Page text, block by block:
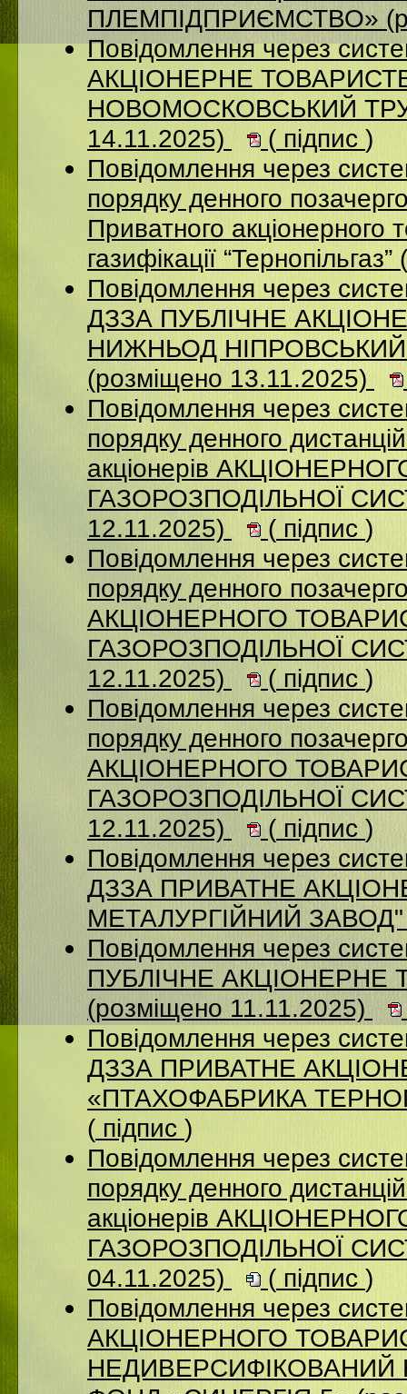
ПЛЕМПІДПРИЄМСТВО»
Повідомлення через
АКЦIОНЕРНЕ
НОВОМОСКОВСЬКИЙ
14.11.2025)
( підпис )
Повідомлення через
порядку денного
Приватного акціонерного
газифікації
Повідомлення через
ДЗЗА ПУБЛІЧНЕ
НИЖНЬОД
(розміщено 13.11.2025)
Повідомлення через
порядку денного
акціонерів
ГАЗОРОЗПОДІЛЬНОЇ
12.11.2025)
( підпис )
Повідомлення через
порядку денного
АКЦІОНЕРНОГО
ГАЗОРОЗПОДІЛЬНОЇ
12.11.2025)
( підпис )
Повідомлення через
порядку денного
АКЦІОНЕРНОГО
ГАЗОРОЗПОДІЛЬНОЇ
12.11.2025)
( підпис )
Повідомлення через
ДЗЗА ПРИВАТНЕ
МЕТАЛУРГІЙНИЙ ЗАВОД"
Повідомлення через
ПУБЛІЧНЕ
(розміщено 11.11.2025)
Повідомлення через
ДЗЗА ПРИВАТНЕ
«ПТАХОФАБРИКА
( підпис )
Повідомлення через
порядку денного
акціонерів
ГАЗОРОЗПОДІЛЬНОЇ
04.11.2025)
( підпис )
Повідомлення через
АКЦІОНЕРНОГО
НЕДИВЕРСИФІКОВАНИЙ